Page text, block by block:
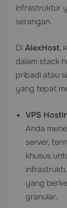
infrastruktur
serangan.
DiAlexHost,
dalam stack
pribadi atau
yang tepat
VPS
Anda
server,
khusus
yang
granular.